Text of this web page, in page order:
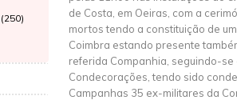
de Costa, em Oeiras, com a
mortos tendo a constituição de
Coimbra estando presente
referida Companhia, seguindo-
Condecorações, tendo sido
Campanhas 35 ex-militares da